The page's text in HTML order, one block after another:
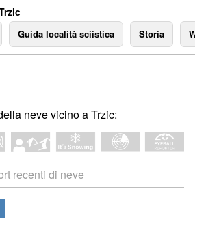
Guida località sciistica Storia
neve vicino a Trzic:
recenti di neve